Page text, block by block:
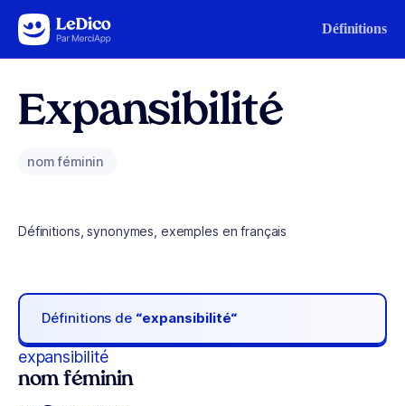
Aller au contenu Définitions
Expansibilité
nom féminin
Définitions, synonymes, exemples en français
Définitions de “expansibilité“
expansibilité
nom féminin